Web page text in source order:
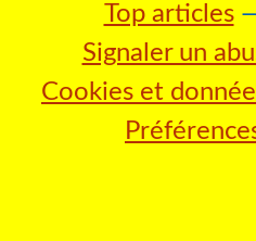
Top articles
Signaler un
Cookies et